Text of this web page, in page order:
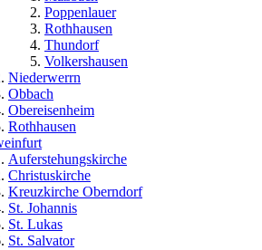
Poppenlauer
Rothhausen
Thundorf
Volkershausen
Niederwerrn
Obbach
Obereisenheim
Rothhausen
Auferstehungskirche
Christuskirche
Kreuzkirche Oberndorf
St. Johannis
St. Lukas
St. Salvator